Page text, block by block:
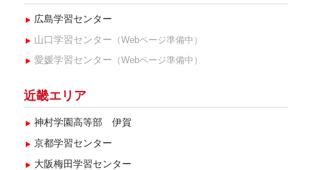
広島学習センター
山口学習センター （Webページ準備中）
愛媛学習センター （Webページ準備中）
近畿エリア
神村学園高等部 伊賀
京都学習センター
大阪梅田学習センター